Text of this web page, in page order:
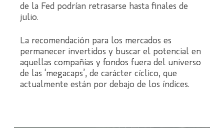
de la Fed podrían retrasarse hasta finales de
julio.
La recomendación para los mercados es
permanecer invertidos y buscar el potencial en
aquellas compañías y fondos fuera del universo
de las ‘megacaps’, de carácter cíclico, que
actualmente están por debajo de los índices.